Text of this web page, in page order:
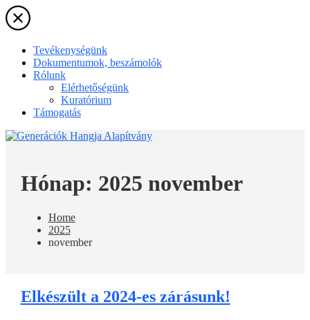
Skip
to
contentTevékenységünk
Dokumentumok, beszámolók
Rólunk
Elérhetőségünk
Kuratórium
Támogatás
Hónap: 2025 november
Home
2025
november
Elkészült a 2024-es zárásunk!